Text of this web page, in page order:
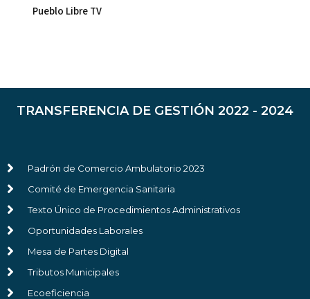
Pueblo Libre TV
TRANSFERENCIA DE GESTIÓN 2022 - 2024
Padrón de Comercio Ambulatorio 2023
Comité de Emergencia Sanitaria
Texto Único de Procedimientos Administrativos
Oportunidades Laborales
Mesa de Partes Digital
Tributos Municipales
Ecoeficiencia